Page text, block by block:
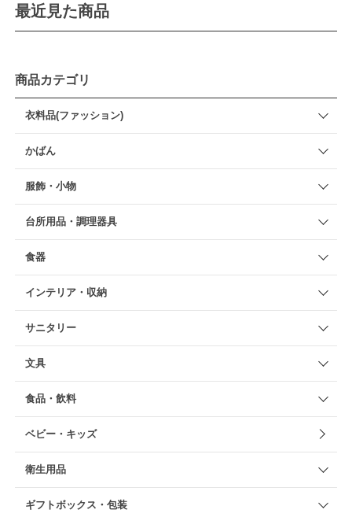
最近見た商品
商品カテゴリ
衣料品(ファッション)
かばん
服飾・小物
台所用品・調理器具
食器
インテリア・収納
サニタリー
文具
食品・飲料
ベビー・キッズ
衛生用品
ギフトボックス・包装